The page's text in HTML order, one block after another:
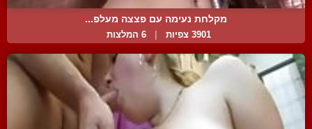
מקלחת נעימה עם פצצה מעלפ...
3901 צפיות 6 המלצות